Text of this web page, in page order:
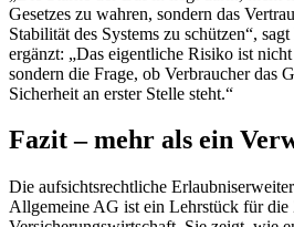
Gesetzes zu wahren, sondern das
Stabilität des Systems zu schützen“,
ergänzt: „Das eigentliche Risiko ist
sondern die Frage, ob Verbraucher das
Sicherheit an erster Stelle steht.“
Fazit – mehr als ein
Die aufsichtsrechtliche
Allgemeine AG ist ein Lehrstück für